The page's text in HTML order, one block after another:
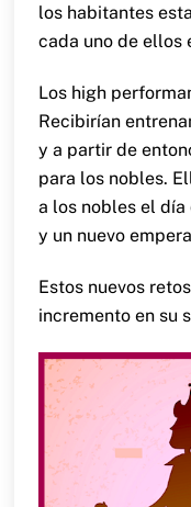
los habitantes
cada uno de ellos
Los high
Recibirían
y a partir de
para los nobles.
a los nobles el
y un nuevo
Estos nuevos
incremento en su